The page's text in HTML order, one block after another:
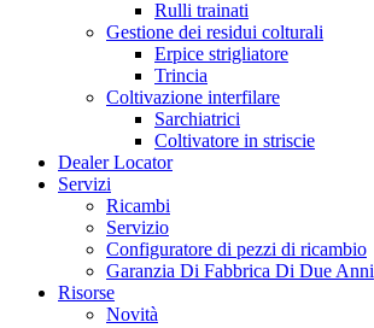
Rulli trainati
Gestione dei residui colturali
Erpice strigliatore
Trincia
Coltivazione interfilare
Sarchiatrici
Coltivatore in striscie
Dealer Locator
Servizi
Ricambi
Servizio
Configuratore di pezzi di ricambio
Garanzia Di Fabbrica Di Due Anni
Risorse
Novità